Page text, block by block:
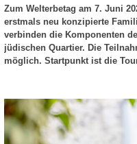
Zum Welterbetag am 7. Juni
erstmals neu konzipierte
verbinden die Komponenten
jüdischen Quartier. Die
möglich. Startpunkt ist die